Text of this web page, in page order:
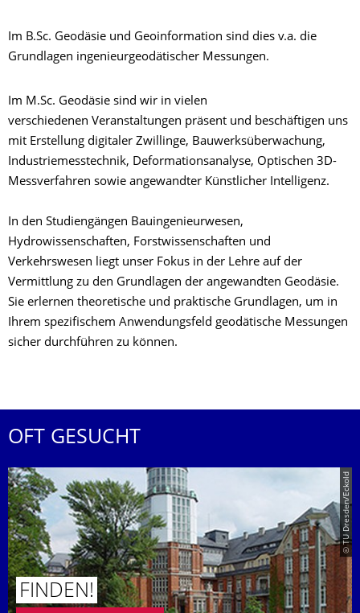
Im B.Sc. Geodäsie und Geoinformation sind dies v.a. die
Grundlagen ingenieurgeodätischer Messungen.
Im M.Sc. Geodäsie sind wir in vielen
verschiedenen Veranstaltungen präsent und beschäftigen uns
mit Erstellung digitaler Zwillinge, Bauwerksüberwachung,
Industriemesstechnik, Deformationsanalyse, Optischen 3D-
Messverfahren sowie angewandter Künstlicher Intelligenz.
In den Studiengängen Bauingenieurwesen,
Hydrowissenschaften, Forstwissenschaften und
Verkehrswesen liegt unser Fokus in der Lehre auf der
Vermittlung zu den Grundlagen der angewandten Geodäsie.
Sie erlernen theoretische und praktische Grundlagen, um in
Ihrem spezifischem Anwendungsfeld geodätische Messungen
sicher durchführen zu können.
OFT GESUCHT
© TU Dresden/Eckold
FINDEN!